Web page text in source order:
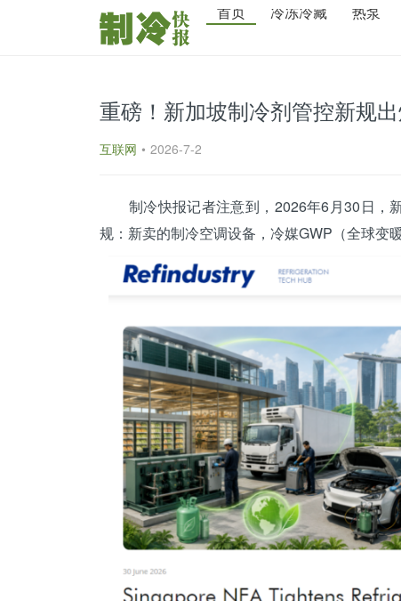
首页 冷冻冷藏 热泵
重磅！新加坡制冷剂管控新规
互联网 • 2026-7-2
制冷快报记者注意到，2026年6月30日，
规：新卖的制冷空调设备， 冷媒GWP（全球变